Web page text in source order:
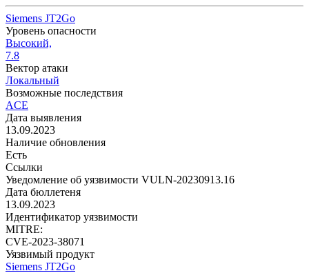
Siemens JT2Go
Уровень опасности
Высокий,
7.8
Вектор атаки
Локальный
Возможные последствия
ACE
Дата выявления
13.09.2023
Наличие обновления
Есть
Ссылки
Уведомление об уязвимости VULN-20230913.16
Дата бюллетеня
13.09.2023
Идентификатор уязвимости
MITRE:
CVE-2023-38071
Уязвимый продукт
Siemens JT2Go